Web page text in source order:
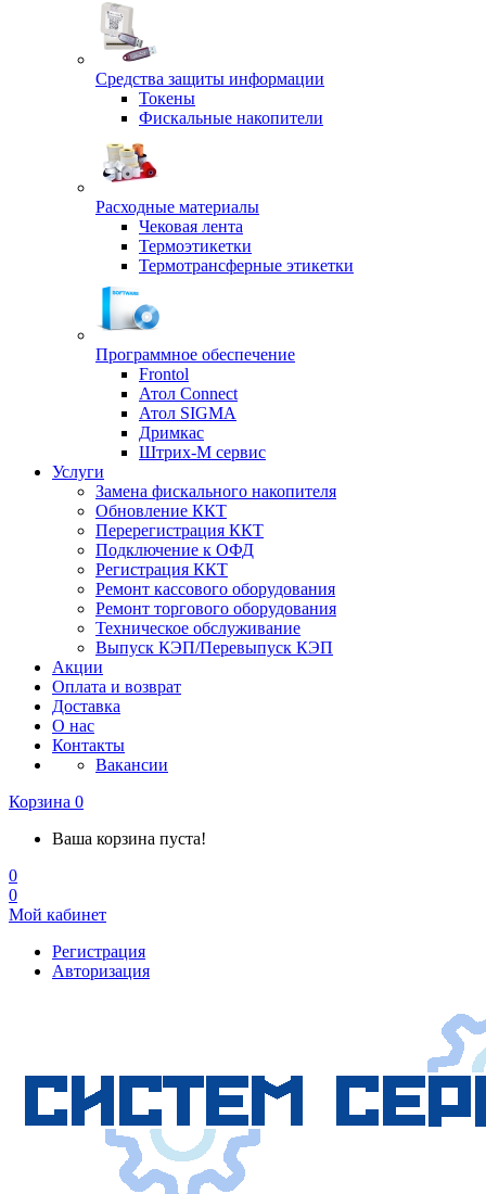
Средства защиты информации
Токены
Фискальные накопители
Расходные материалы
Чековая лента
Термоэтикетки
Термотрансферные этикетки
Программное обеспечение
Frontol
Атол Connect
Атол SIGMA
Дримкас
Штрих-М сервис
Услуги
Замена фискального накопителя
Обновление ККТ
Перерегистрация ККТ
Подключение к ОФД
Регистрация ККТ
Ремонт кассового оборудования
Ремонт торгового оборудования
Техническое обслуживание
Выпуск КЭП/Перевыпуск КЭП
Акции
Оплата и возврат
Доставка
О нас
Контакты
Вакансии
Корзина 0
Ваша корзина пуста!
0
0
Мой кабинет
Регистрация
Авторизация